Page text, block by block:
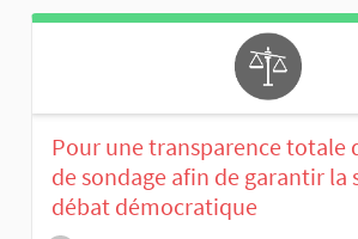
Pour une transparence totale
de sondage afin de garantir la
débat démocratique